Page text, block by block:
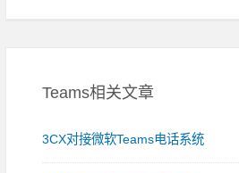
Teams相关文章
3CX对接微软Teams电话系统